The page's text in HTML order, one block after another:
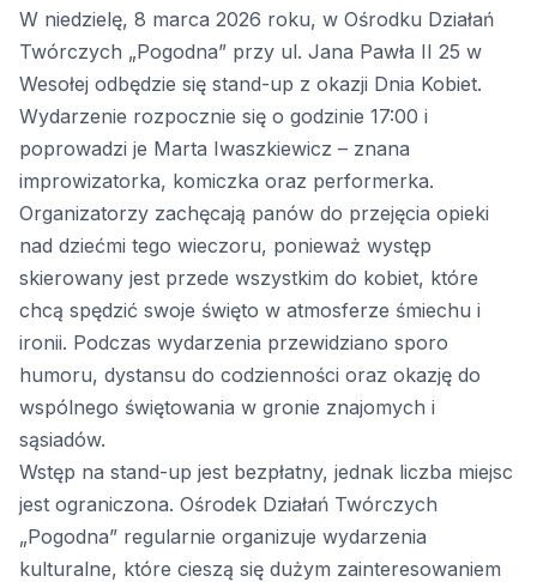
W niedzielę, 8 marca 2026 roku, w Ośrodku Działań
Twórczych „Pogodna” przy ul. Jana Pawła II 25 w
Wesołej odbędzie się stand-up z okazji Dnia Kobiet.
Wydarzenie rozpocznie się o godzinie 17:00 i
poprowadzi je Marta Iwaszkiewicz – znana
improwizatorka, komiczka oraz performerka.
Organizatorzy zachęcają panów do przejęcia opieki
nad dziećmi tego wieczoru, ponieważ występ
skierowany jest przede wszystkim do kobiet, które
chcą spędzić swoje święto w atmosferze śmiechu i
ironii. Podczas wydarzenia przewidziano sporo
humoru, dystansu do codzienności oraz okazję do
wspólnego świętowania w gronie znajomych i
sąsiadów.
Wstęp na stand-up jest bezpłatny, jednak liczba miejsc
jest ograniczona. Ośrodek Działań Twórczych
„Pogodna” regularnie organizuje wydarzenia
kulturalne, które cieszą się dużym zainteresowaniem